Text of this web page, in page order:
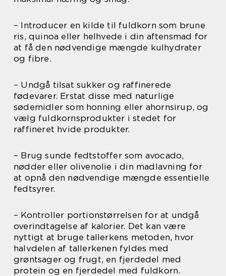
– Introducer en kilde til fuldkorn som brune
ris, quinoa eller helhvede i din aftensmad for
at få den nødvendige mængde kulhydrater
og fibre.
– Undgå tilsat sukker og raffinerede
fødevarer. Erstat disse med naturlige
sødemidler som honning eller ahornsirup, og
vælg fuldkornsprodukter i stedet for
raffineret hvide produkter.
– Brug sunde fedtstoffer som avocado,
nødder eller olivenolie i din madlavning for
at opnå den nødvendige mængde essentielle
fedtsyrer.
– Kontroller portionstørrelsen for at undgå
overindtagelse af kalorier. Det kan være
nyttigt at bruge tallerkens metoden, hvor
halvdelen af tallerkenen fyldes med
grøntsager og frugt, en fjerdedel med
protein og en fjerdedel med fuldkorn.